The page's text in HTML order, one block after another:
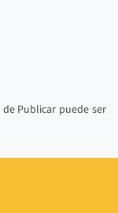
Publicar puede ser